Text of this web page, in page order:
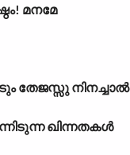
മനമേ
തേജസ്സു നിനച്ചാൽ
ഖിന്നതകൾ